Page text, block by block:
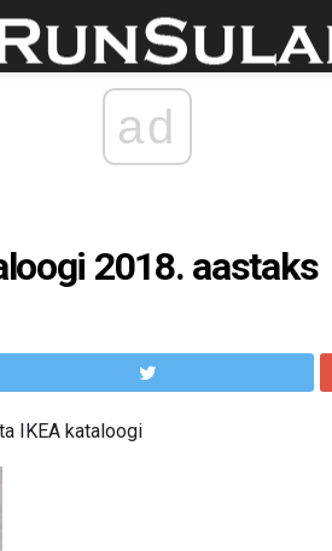
ad
2018. aastaks
IKEA kataloogi